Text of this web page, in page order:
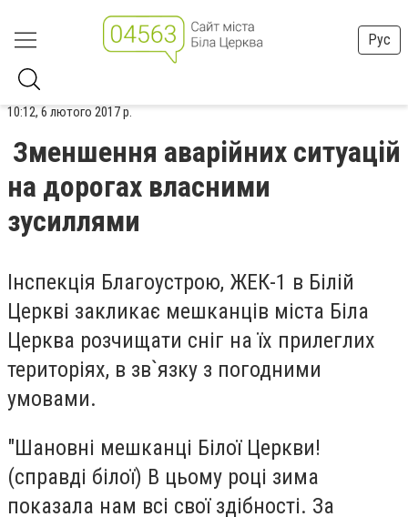
Рус
10:12, 6 лютого 2017 р.
Зменшення аварійних ситуацій
на дорогах власними
зусиллями
Інспекція Благоустрою, ЖЕК-1 в Білій
Церкві закликає мешканців міста Біла
Церква розчищати сніг на їх прилеглих
територіях, в зв`язку з погодними
умовами.
"Шановні мешканці Білої Церкви!
(справді білої) В цьому році зима
показала нам всі свої здібності. За